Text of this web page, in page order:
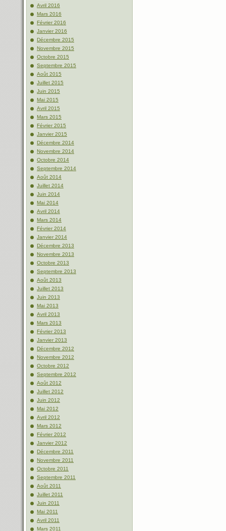
Avril 2016
Mars 2016
Février 2016
Janvier 2016
Décembre 2015
Novembre 2015
Octobre 2015
Septembre 2015
Août 2015
Juillet 2015
Juin 2015
Mai 2015
Avril 2015
Mars 2015
Février 2015
Janvier 2015
Décembre 2014
Novembre 2014
Octobre 2014
Septembre 2014
Août 2014
Juillet 2014
Juin 2014
Mai 2014
Avril 2014
Mars 2014
Février 2014
Janvier 2014
Décembre 2013
Novembre 2013
Octobre 2013
Septembre 2013
Août 2013
Juillet 2013
Juin 2013
Mai 2013
Avril 2013
Mars 2013
Février 2013
Janvier 2013
Décembre 2012
Novembre 2012
Octobre 2012
Septembre 2012
Août 2012
Juillet 2012
Juin 2012
Mai 2012
Avril 2012
Mars 2012
Février 2012
Janvier 2012
Décembre 2011
Novembre 2011
Octobre 2011
Septembre 2011
Août 2011
Juillet 2011
Juin 2011
Mai 2011
Avril 2011
Mars 2011